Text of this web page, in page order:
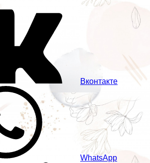
Вконтакте
WhatsApp